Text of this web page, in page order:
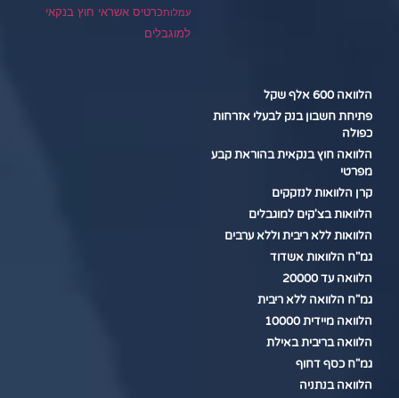
עמלותכרטיס אשראי חוץ בנקאי
למוגבלים
הלוואה 600 אלף שקל
פתיחת חשבון בנק לבעלי אזרחות
כפולה
הלוואה חוץ בנקאית בהוראת קבע
מפרטי
קרן הלוואות לנזקקים
הלוואות בצ'קים למוגבלים
הלוואות ללא ריבית וללא ערבים
גמ"ח הלוואות אשדוד
הלוואה עד 20000
גמ"ח הלוואה ללא ריבית
הלוואה מיידית 10000
הלוואה בריבית באילת
גמ"ח כסף דחוף
הלוואה בנתניה